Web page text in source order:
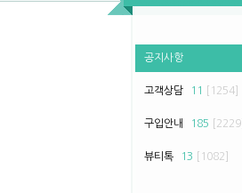
공지사항
고객상담 11 [1254]
구입안내 185 [2229]
뷰티톡 13 [1082]